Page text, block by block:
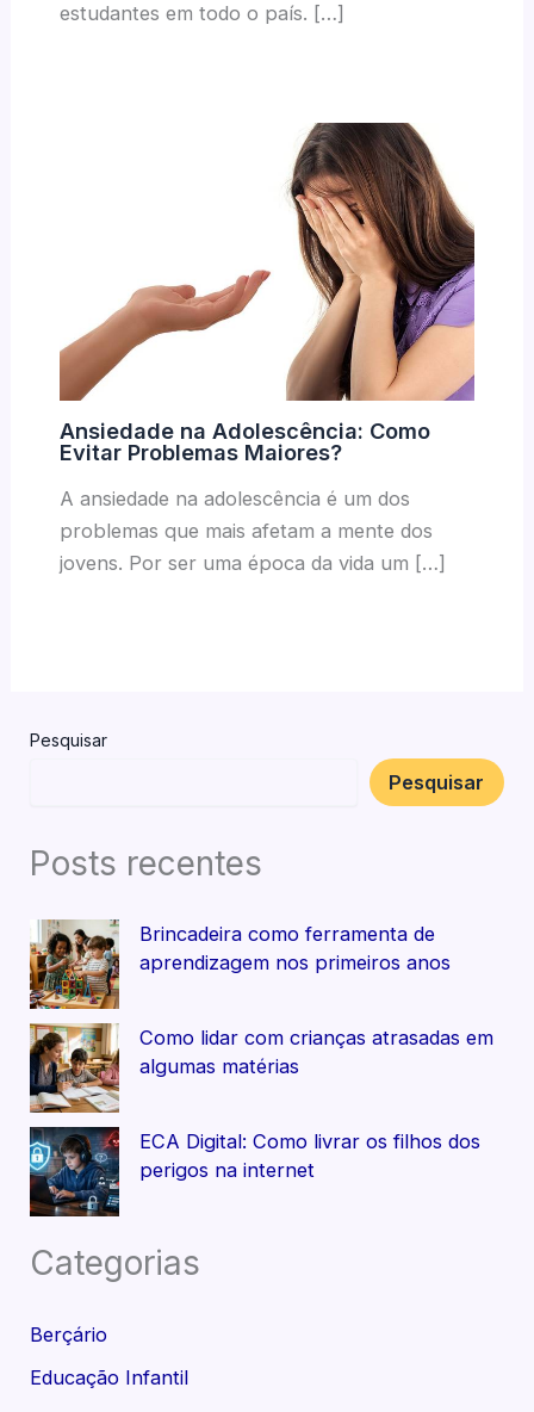
estudantes em todo o país. […]
Ansiedade na Adolescência: Como
Evitar Problemas Maiores?
A ansiedade na adolescência é um dos
problemas que mais afetam a mente dos
jovens. Por ser uma época da vida um […]
Pesquisar
Pesquisar
Posts recentes
Brincadeira como ferramenta de
aprendizagem nos primeiros anos
Como lidar com crianças atrasadas em
algumas matérias
ECA Digital: Como livrar os filhos dos
perigos na internet
Categorias
Berçário
Educação Infantil